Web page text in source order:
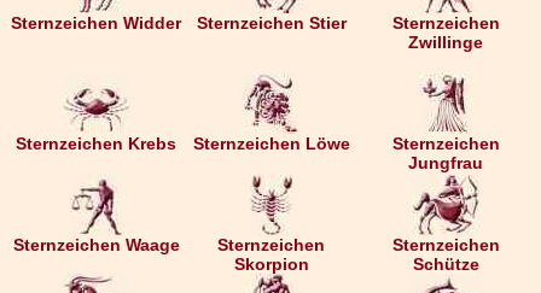
Sternzeichen Widder Sternzeichen Stier
Sternzeichen
Zwillinge
Sternzeichen Krebs Sternzeichen Löwe
Sternzeichen
Jungfrau
Sternzeichen Waage
Sternzeichen
Skorpion
Sternzeichen
Schütze